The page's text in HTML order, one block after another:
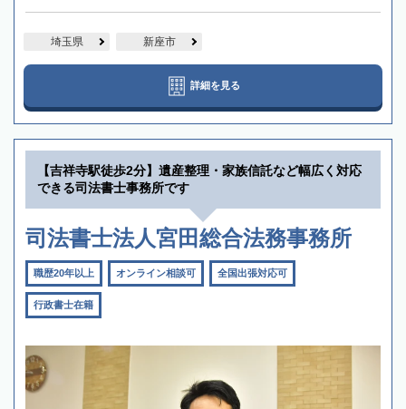
埼玉県 新座市
詳細を見る
【吉祥寺駅徒歩2分】遺産整理・家族信託など幅広く対応
できる司法書士事務所です
司法書士法人宮田総合法務事務所
職歴20年以上 オンライン相談可 全国出張対応可
行政書士在籍